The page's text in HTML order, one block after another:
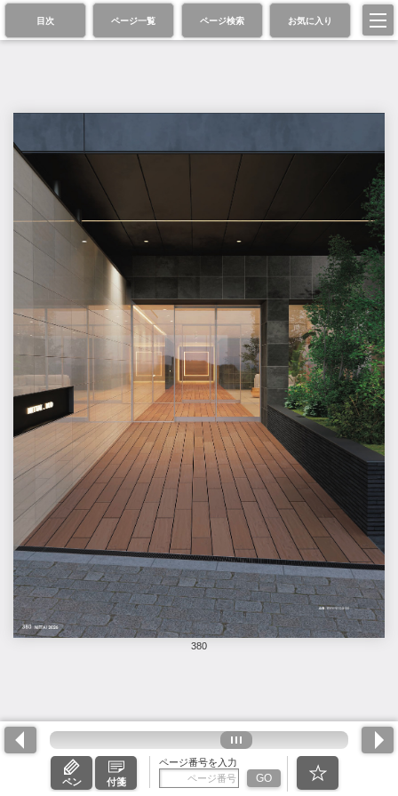
目次 ページ一覧 ページ検索 お気に入り
380
ペン 付箋
ページ番号を入力
GO